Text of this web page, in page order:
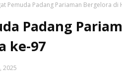
Pemuda Padang Pariaman Bergelora di
Padang
ke-97
2025